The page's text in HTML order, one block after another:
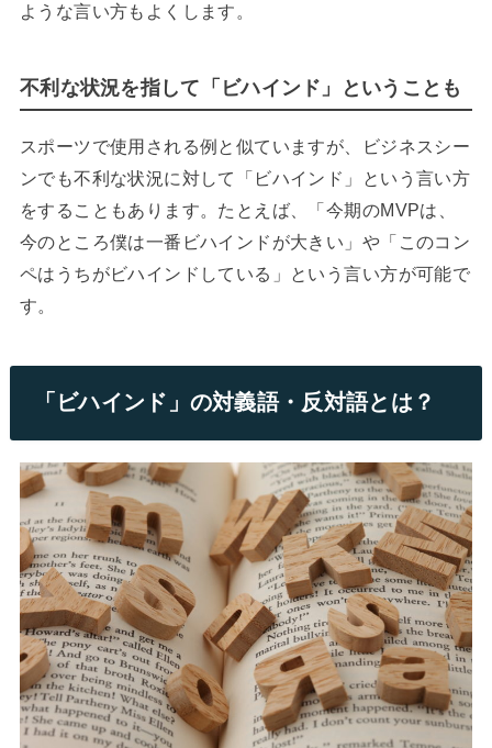
ような言い方もよくします。
不利な状況を指して「ビハインド」ということも
スポーツで使用される例と似ていますが、ビジネスシー
ンでも不利な状況に対して「ビハインド」という言い方
をすることもあります。たとえば、「今期のMVPは、
今のところ僕は一番ビハインドが大きい」や「このコン
ペはうちがビハインドしている」という言い方が可能で
す。
「ビハインド」の対義語・反対語とは？